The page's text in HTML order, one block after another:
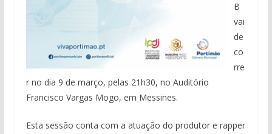
B
vai
de
co
rre
r no dia 9 de março, pelas 21h30, no Auditório
Francisco Vargas Mogo, em Messines.
Esta sessão conta com a atuação do produtor e rapper